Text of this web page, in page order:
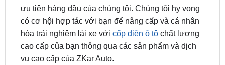
hóa trải nghiệm lái xe vớicốp điện ô tôchất lượng
cao cấp của bạn thông qua các sản phẩm và dịch
vụ cao cấp của ZKar Auto.
Độ cốp điện cho ô tô tại